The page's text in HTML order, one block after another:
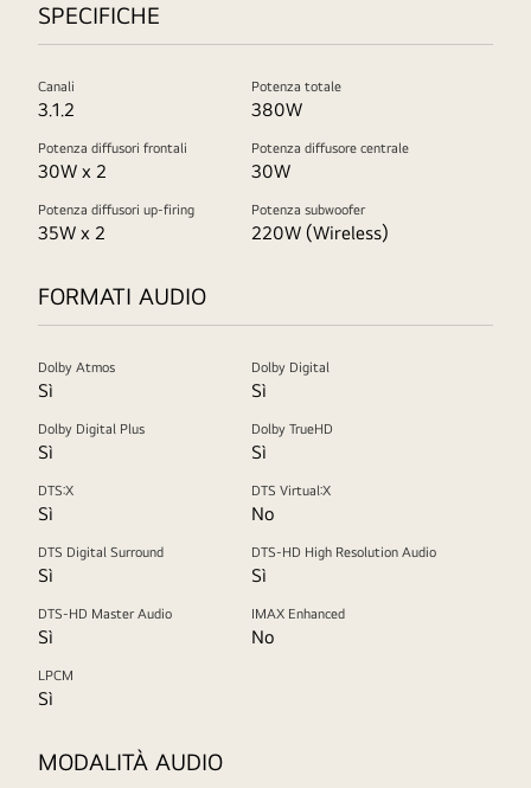
SPECIFICHE
Canali
3.1.2
Potenza totale
380W
Potenza diffusori frontali
30W x 2
Potenza diffusore centrale
30W
Potenza diffusori up-firing
35W x 2
Potenza subwoofer
220W (Wireless)
FORMATI AUDIO
Dolby Atmos
Sì
Dolby Digital
Sì
Dolby Digital Plus
Sì
Dolby TrueHD
Sì
DTS:X
Sì
DTS Virtual:X
No
DTS Digital Surround
Sì
DTS-HD High Resolution Audio
Sì
DTS-HD Master Audio
Sì
IMAX Enhanced
No
LPCM
Sì
MODALITÀ AUDIO